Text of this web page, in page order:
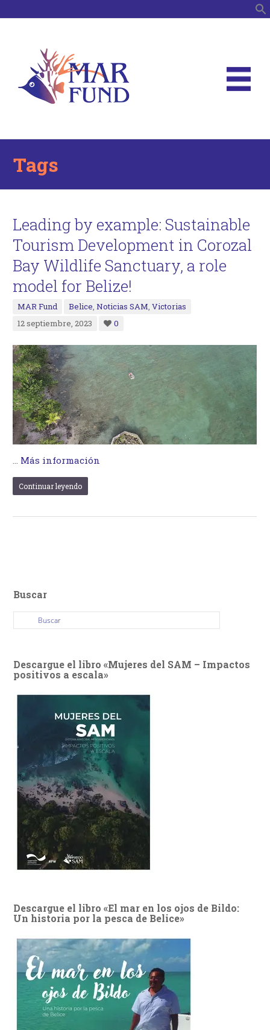
Tags
Leading by example: Sustainable
Tourism Development in Corozal
Bay Wildlife Sanctuary, a role
model for Belize!
MAR Fund Belice,Noticias SAM,Victorias
12 septiembre, 2023
0
… Más información
Continuar leyendo
Buscar
Descargue el libro «Mujeres del SAM – Impactos
positivos a escala»
Descargue el libro «El mar en los ojos de Bildo:
Un historia por la pesca de Belice»